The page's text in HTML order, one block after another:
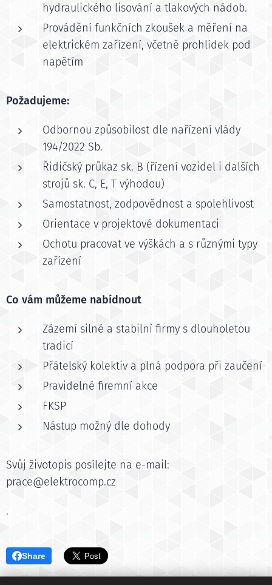
hydraulického lisování a tlakových nádob.
Provádění funkčních zkoušek a měření na
elektrickém zařízení, včetně prohlídek pod
napětím
Požadujeme:
Odbornou způsobilost dle nařízení vlády
194/2022 Sb.
Řidičský průkaz sk. B (řízení vozidel i dalších
strojů sk. C, E, T výhodou)
Samostatnost, zodpovědnost a spolehlivost
Orientace v projektové dokumentaci
Ochotu pracovat ve výškách a s různými typy
zařízení
Co vám můžeme nabídnout
Zázemí silné a stabilní firmy s dlouholetou
tradicí
Přátelský kolektiv a plná podpora při zaučení
Pravidelné firemní akce
FKSP
Nástup možný dle dohody
Svůj životopis posílejte na e-mail:
prace@elektrocomp.cz
.
Share